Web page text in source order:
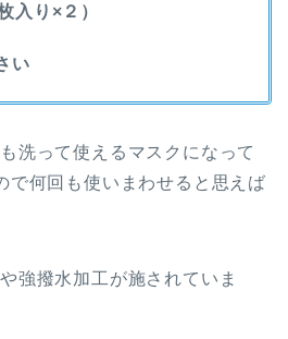
入り×２）
い
洗って使えるマスクになって
で何回も使いまわせると思えば
強撥水加工が施されていま